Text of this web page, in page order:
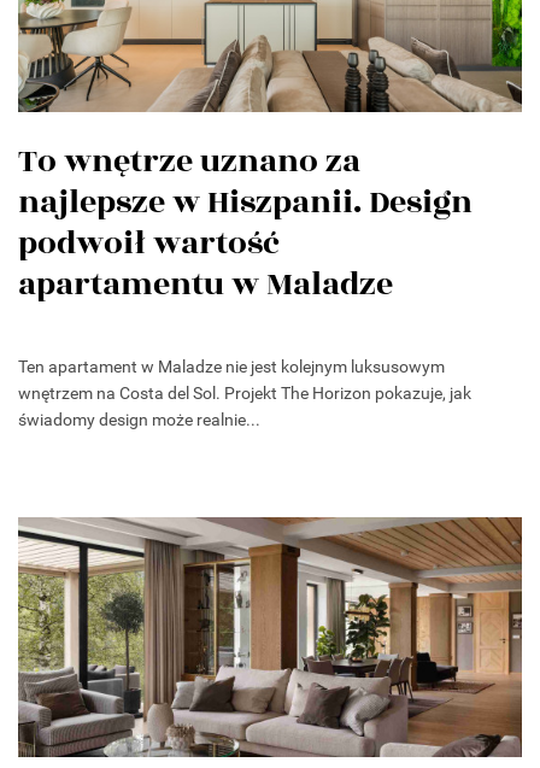
To wnętrze uznano za
najlepsze w Hiszpanii. Design
podwoił wartość
apartamentu w Maladze
Ten apartament w Maladze nie jest kolejnym luksusowym
wnętrzem na Costa del Sol. Projekt The Horizon pokazuje, jak
świadomy design może realnie...